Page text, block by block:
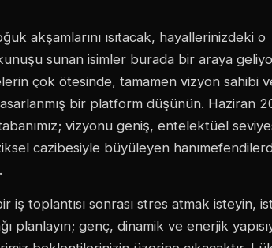
akşamlarını ısıtacak, hayallerinizdeki o
sunan isimler burada bir araya
çok ötesinde, tamamen vizyon sahibi
bir platform düşünün. Haziran
vizyonu geniş, entelektüel
cazibesiyle büyüleyen
iş toplantısı sonrası stres atmak isteyin,
planlayın; genç, dinamik ve enerjik